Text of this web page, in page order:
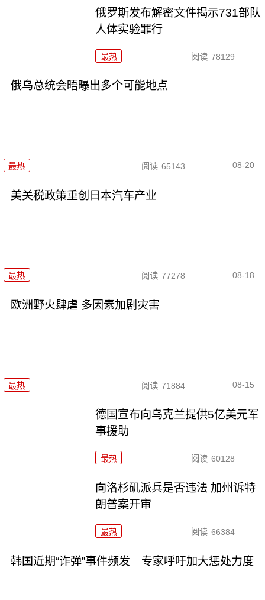
俄罗斯发布解密文件揭示731部队
人体实验罪行
最热 阅读 78129
俄乌总统会晤曝出多个可能地点
最热 阅读 65143 08-20
美关税政策重创日本汽车产业
最热 阅读 77278 08-18
欧洲野火肆虐 多因素加剧灾害
最热 阅读 71884 08-15
德国宣布向乌克兰提供5亿美元军
事援助
最热 阅读 60128
向洛杉矶派兵是否违法 加州诉特
朗普案开审
最热 阅读 66384
韩国近期“诈弹”事件频发 专家呼吁加大惩处力度